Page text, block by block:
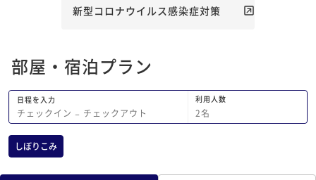
でバウムクーヘンケ
新型コロナウイルス感染症対策
部屋・宿泊プラン
日程を入力
チェックイン − チェックアウト
利用人数
2名
しぼりこみ